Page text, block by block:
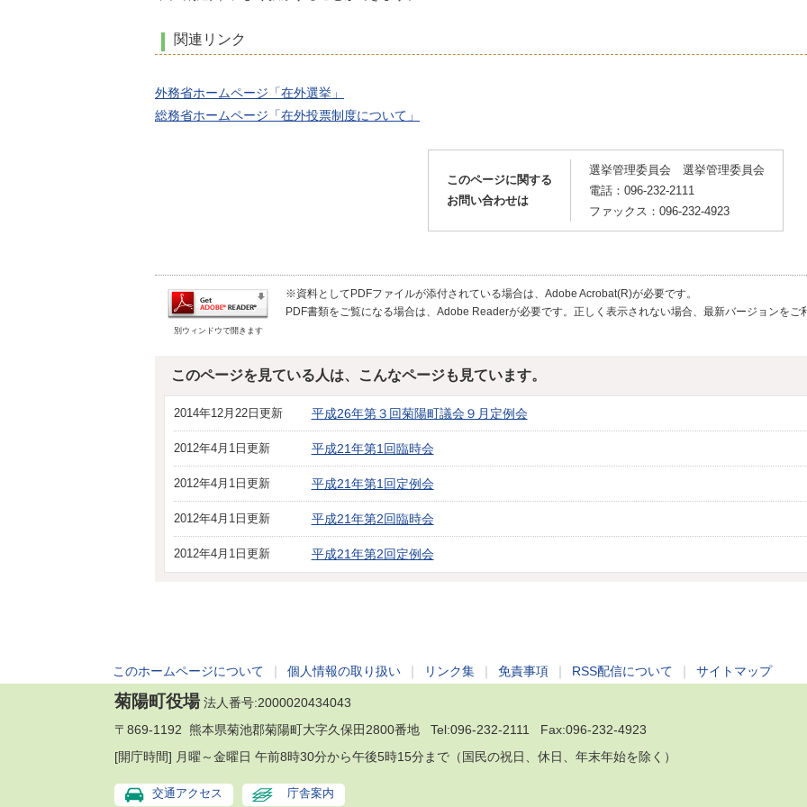
関連リンク
外務省ホームページ「在外選挙」
総務省ホームページ「在外投票制度について」
このページに関する
お問い合わせは
選挙管理委員会 選挙管理委員会
電話：096-232-2111
ファックス：096-232-4923
別ウィンドウで開きます
※資料としてPDFファイルが添付されている場合は、Adobe Acrobat(R)が必要です。
PDF書類をご覧になる場合は、Adobe Readerが必要です。正しく表示されない場合、最新バージョンをご
このページを見ている人は、こんなページも見ています。
2014年12月22日更新 平成26年第３回菊陽町議会９月定例会
2012年4月1日更新 平成21年第1回臨時会
2012年4月1日更新 平成21年第1回定例会
2012年4月1日更新 平成21年第2回臨時会
2012年4月1日更新 平成21年第2回定例会
このホームページについて 個人情報の取り扱い リンク集 免責事項 RSS配信について サイトマップ
菊陽町役場法人番号:2000020434043
〒869-1192 熊本県菊池郡菊陽町大字久保田2800番地 Tel:096-232-2111
Fax:096-232-4923
[開庁時間] 月曜～金曜日 午前8時30分から午後5時15分まで（国民の祝日、休日、年末年始を除く）
交通アクセス 庁舎案内